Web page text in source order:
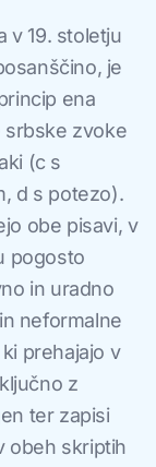
v 19. stoletju
je
ena
srbske zvoke
(c s
d s potezo).
obe pisavi, v
pogosto
in uradno
neformalne
prehajajo v
z
ter zapisi
obeh skriptih